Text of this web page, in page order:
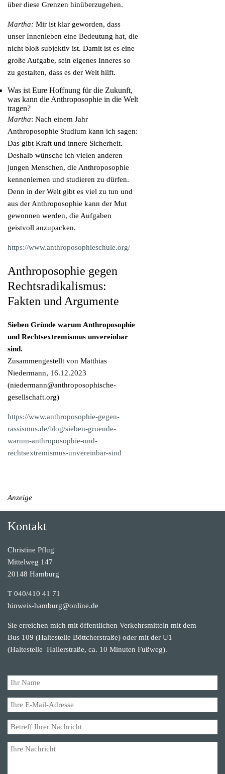
über diese Grenzen hinüberzugehen.
Martha: Mir ist klar geworden, dass
unser Innenleben eine Bedeutung hat, die
nicht bloß subjektiv ist. Damit ist es eine
große Aufgabe, sein eigenes Inneres so
zu gestalten, dass es der Welt hilft.
Was ist Eure Hoffnung für die Zukunft,
was kann die Anthroposophie in die Welt
tragen?
Martha: Nach einem Jahr
Anthroposophie Studium kann ich sagen:
Das gibt Kraft und innere Sicherheit.
Deshalb wünsche ich vielen anderen
jungen Menschen, die Anthroposophie
kennenlernen und studieren zu dürfen.
Denn in der Welt gibt es viel zu tun und
aus der Anthroposophie kann der Mut
gewonnen werden, die Aufgaben
geistvoll anzupacken.
https://www.anthroposophieschule.org/
Anthroposophie gegen
Rechtsradikalismus:
Fakten und Argumente
Sieben Gründe warum Anthroposophie
und Rechtsextremismus unvereinbar
sind.
Zusammengestellt von Matthias
Niedermann, 16.12.2023
(niedermann@anthroposophische-
gesellschaft.org)
https://www.anthroposophie-gegen-
rassismus.de/blog/sieben-gruende-
warum-anthroposophie-und-
rechtsextremismus-unvereinbar-sind
Anzeige
Kontakt
Christine Pflug
Mittelweg 147
20148 Hamburg
T 040/410 41 71
hinweis-hamburg@online.de
Sie erreichen mich mit öffentlichen Verkehrsmitteln mit dem
Bus 109 (Haltestelle Böttcherstraße) oder mit der U1
(Haltestelle Hallerstraße, ca. 10 Minuten Fußweg).